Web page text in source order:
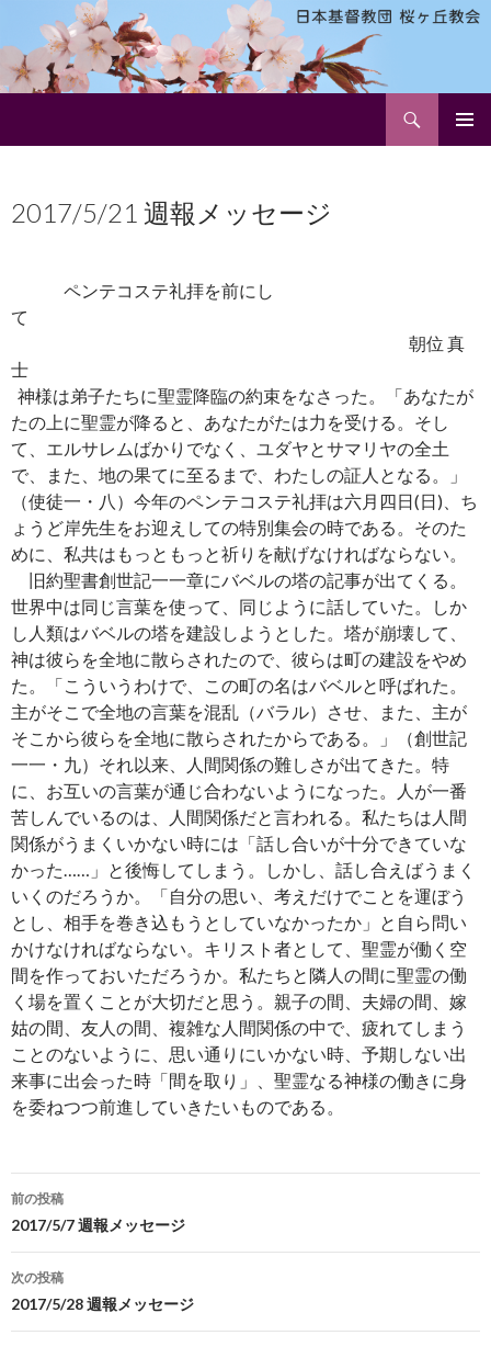
ン
ッ
2017/5/21 週報メッセージ
ペンテコステ礼拝を前にし
て
朝位 真
士
神様は弟子たちに聖霊降臨の約束をなさった。「あなたが
たの上に聖霊が降ると、あなたがたは力を受ける。そし
て、エルサレムばかりでなく、ユダヤとサマリヤの全土
で、また、地の果てに至るまで、わたしの証人となる。」
（使徒一・八）今年のペンテコステ礼拝は六月四日(日)、ち
ょうど岸先生をお迎えしての特別集会の時である。そのた
めに、私共はもっともっと祈りを献げなければならない。
旧約聖書創世記一一章にバベルの塔の記事が出てくる。
世界中は同じ言葉を使って、同じように話していた。しか
し人類はバベルの塔を建設しようとした。塔が崩壊して、
神は彼らを全地に散らされたので、彼らは町の建設をやめ
た。「こういうわけで、この町の名はバベルと呼ばれた。
主がそこで全地の言葉を混乱（バラル）させ、また、主が
そこから彼らを全地に散らされたからである。」（創世記
一一・九）それ以来、人間関係の難しさが出てきた。特
に、お互いの言葉が通じ合わないようになった。人が一番
苦しんでいるのは、人間関係だと言われる。私たちは人間
関係がうまくいかない時には「話し合いが十分できていな
かった……」と後悔してしまう。しかし、話し合えばうまく
いくのだろうか。「自分の思い、考えだけでことを運ぼう
とし、相手を巻き込もうとしていなかったか」と自ら問い
かけなければならない。キリスト者として、聖霊が働く空
間を作っておいただろうか。私たちと隣人の間に聖霊の働
く場を置くことが大切だと思う。親子の間、夫婦の間、嫁
姑の間、友人の間、複雑な人間関係の中で、疲れてしまう
ことのないように、思い通りにいかない時、予期しない出
来事に出会った時「間を取り」、聖霊なる神様の働きに身
を委ねつつ前進していきたいものである。
投
稿
ナ
ビ
前の投稿
2017/5/7 週報メッセージ
次の投稿
2017/5/28 週報メッセージ